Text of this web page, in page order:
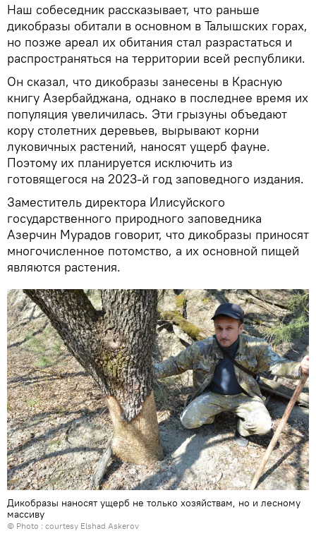
Наш собеседник рассказывает, что раньше
дикобразы обитали в основном в Талышских горах,
но позже ареал их обитания стал разрастаться и
распространяться на территории всей республики.
Он сказал, что дикобразы занесены в Красную
книгу Азербайджана, однако в последнее время их
популяция увеличилась. Эти грызуны объедают
кору столетних деревьев, вырывают корни
луковичных растений, наносят ущерб фауне.
Поэтому их планируется исключить из
готовящегося на 2023-й год заповедного издания.
Заместитель директора Илисуйского
государственного природного заповедника
Азерчин Мурадов говорит, что дикобразы приносят
многочисленное потомство, а их основной пищей
являются растения.
Дикобразы наносят ущерб не только хозяйствам, но и лесному
массиву
© Photo : courtesy Elshad Askerov